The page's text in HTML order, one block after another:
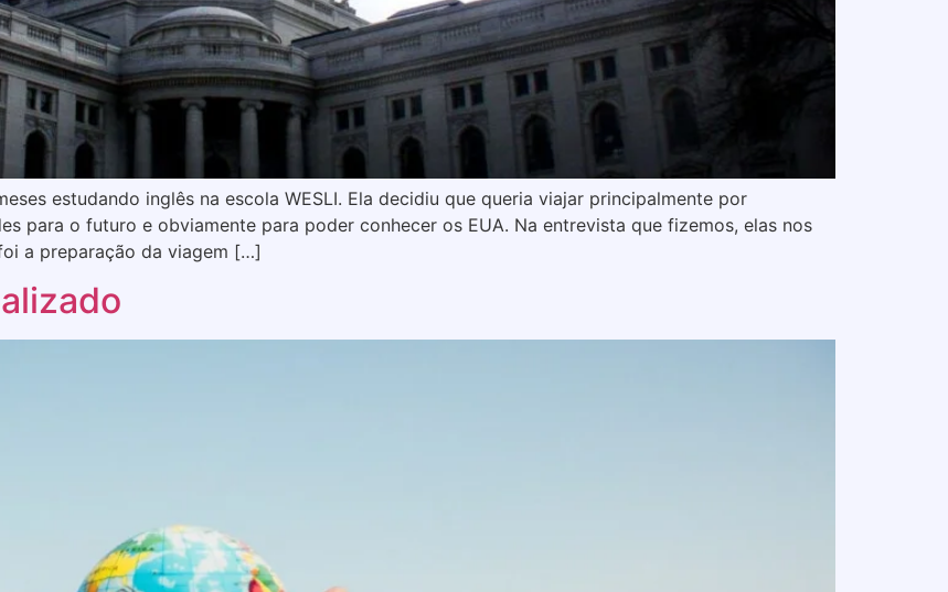
estudando inglês na escola WESLI. Ela decidiu que queria viajar principalmente por
para o futuro e obviamente para poder conhecer os EUA. Na entrevista que fizemos, elas nos
a preparação da viagem […]